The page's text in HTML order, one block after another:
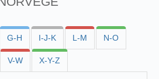
G-H I-J-K L-M N-O
V-W X-Y-Z